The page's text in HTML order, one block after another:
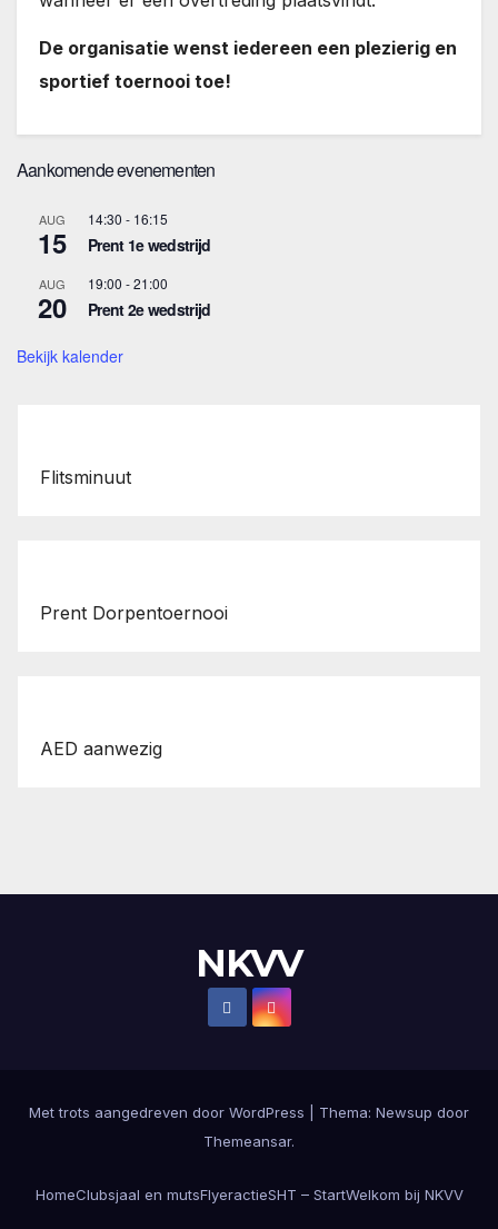
De organisatie wenst iedereen een plezierig en
sportief toernooi toe!
Aankomende evenementen
AUG
15
14:30 - 16:15
Prent 1e wedstrijd
AUG
20
19:00 -21:00
Prent 2e wedstrijd
Bekijk kalender
Flitsminuut
Prent Dorpentoernooi
AED aanwezig
NKVV
Met trots aangedreven door WordPress Thema: Newsup door
Themeansar.
HomeClubsjaal en mutsFlyeractieSHT – StartWelkom bij NKVV